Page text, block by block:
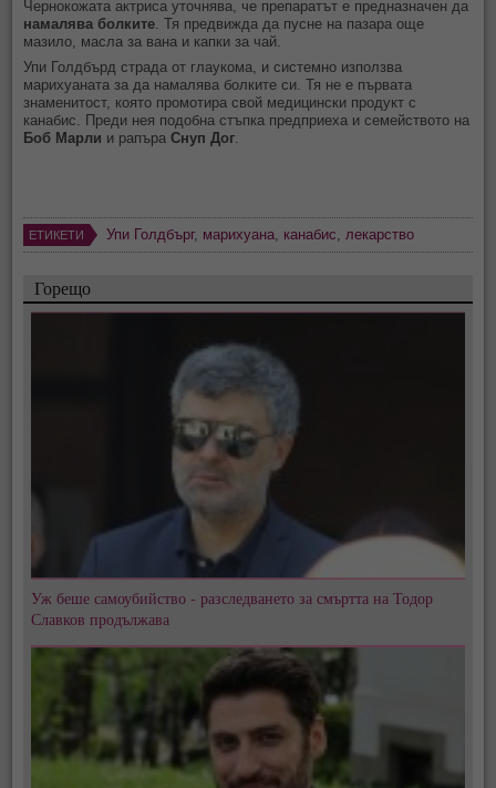
Чернокожата актриса уточнява, че препаратът е предназначен да
намалява болките . Тя предвижда да пусне на пазара още
мазило, масла за вана и капки за чай.
Упи Голдбърд страда от глаукома, и системно използва
марихуаната за да намалява болките си. Тя не е първата
знаменитост, която промотира свой медицински продукт с
канабис. Преди нея подобна стъпка предприеха и семейството на
Боб Марли и рапъраСнуп Дог
ЕТИКЕТИ Упи Голдбърг, марихуана канабис лекарство
Горещо
Уж беше самоубийство - разследването за смъртта на Тодор
Славков продължава